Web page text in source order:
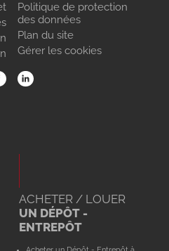
Politique de protection
des données
Plan du site
Gérer les cookies
ACHETER / LOUER
UN DÉPÔT -
ENTREPÔT